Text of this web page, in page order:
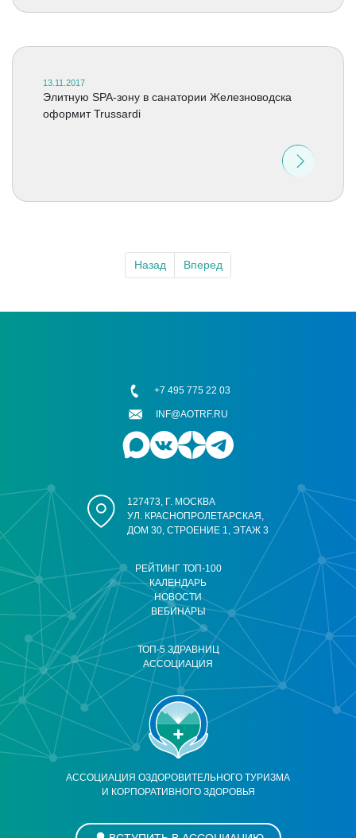
13.11.2017
Элитную SPA-зону в санатории Железноводска
оформит Trussardi
Назад Вперед
АССОЦИАЦИЯ ОЗДОРОВИТЕЛЬНОГО ТУРИЗМА
И КОРПОРАТИВНОГО ЗДОРОВЬЯ
РЕЙТИНГ ТОП-100
КАЛЕНДАРЬ
НОВОСТИ
ВЕБИНАРЫ
ТОП-5 ЗДРАВНИЦ
АССОЦИАЦИЯ
127473, Г. МОСКВА
УЛ. КРАСНОПРОЛЕТАРСКАЯ,
ДОМ 30, СТРОЕНИЕ 1, ЭТАЖ 3
+7 495 775 22 03
INF@AOTRF.RU